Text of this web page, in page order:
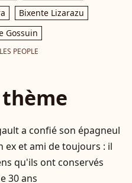
Bixente Lizarazu
Gossuin
PEOPLE
a confié son épagneul
ex et ami de toujours : il
qu'ils ont conservés
30 ans